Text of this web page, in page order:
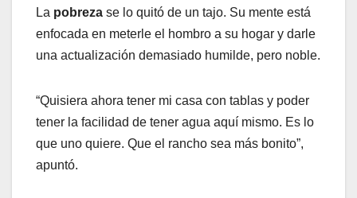
La pobreza se lo quitó de un tajo. Su mente está
enfocada en meterle el hombro a su hogar y darle
una actualización demasiado humilde, pero noble.
“Quisiera ahora tener mi casa con tablas y poder
tener la facilidad de tener agua aquí mismo. Es lo
que uno quiere. Que el rancho sea más bonito”,
apuntó.